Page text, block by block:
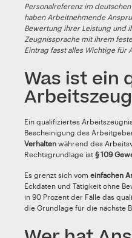
Personalreferenz im
haben Arbeitnehmende
Bewertung ihrer Leistung und
Zeugnissprache mit ihrem
Eintrag fasst alles Wichtige für
Was ist ein
Ein qualifiziertes
Bescheinigung des
Verhalten während des
Rechtsgrundlage ist § 109
Es grenzt sich vom einfachen
Eckdaten und Tätigkeit ohne
in 90 Prozent der Fälle das
die Grundlage für die nächste